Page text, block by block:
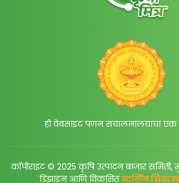
ही वेबसाइट पणन संचालनालयाचा
कॉपीराइट © 2025 कृषि उत्पादन बाजार समिती,
डिझाइन आणि विकसितस्टर्लिंग